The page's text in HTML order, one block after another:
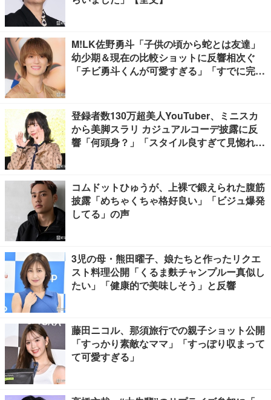
M!LK佐野勇斗「子供の頃から蛇とは友達」
幼少期＆現在の比較ショットに反響相次ぐ
「チビ勇斗くんが可愛すぎる」「すでに完成
登録者数130万超美人YouTuber、ミニスカ
から美脚スラリ カジュアルコーデ披露に反
響「何頭身？」「スタイル良すぎて見惚れ
コムドットひゅうが、上裸で鍛えられた腹筋
披露「めちゃくちゃ格好良い」「ビジュ爆発
してる」の声
3児の母・熊田曜子、娘たちと作ったリクエ
スト料理公開「くるま麩チャンプルー真似し
たい」「健康的で美味しそう」と反響
藤田ニコル、那須旅行での親子ショット公開
「すっかり素敵なママ」「すっぽり収まって
て可愛すぎる」